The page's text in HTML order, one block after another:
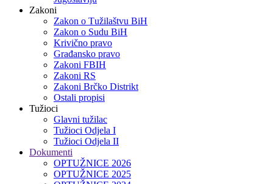
Zakoni
Zakon o Тužilaštvu BiH
Zakon o Sudu BiH
Krivično pravo
Građansko pravo
Zakoni FBIH
Zakoni RS
Zakoni Brčko Distrikt
Ostali propisi
Tužioci
Glavni tužilac
Tužioci Odjela I
Tužioci Odjela II
Dokumenti
OPTUŽNICE 2026
OPTUŽNICE 2025